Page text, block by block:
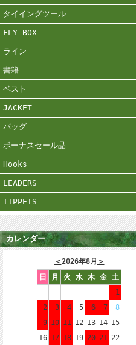
タイイングツール
FLY BOX
ライン
書籍
ベスト
JACKET
バッグ
ボーナスセール品
Hooks
LEADERS
TIPPETS
カレンダー
＜2026年8月 ＞
日
月 火 水 木 金
土
1
2
3 4 5 6 7
8
9 10 11 12 13 14 15
16 17 18 19 20 21
22